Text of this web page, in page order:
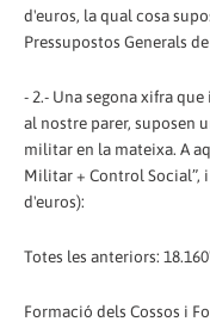
d'euros, la qual cosa
Pressupostos Generals
- 2.- Una segona xifra
al nostre parer, suposen
militar en la mateixa. A
Militar + Control Social”,
d'euros):
Totes les anteriors:
Formació dels Cossos i